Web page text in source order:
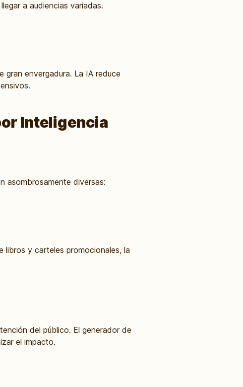
a audiencias variadas.
gran envergadura. La IA reduce
Inteligencia
asombrosamente diversas:
libros y carteles promocionales, la
del público. El generador de
el impacto.